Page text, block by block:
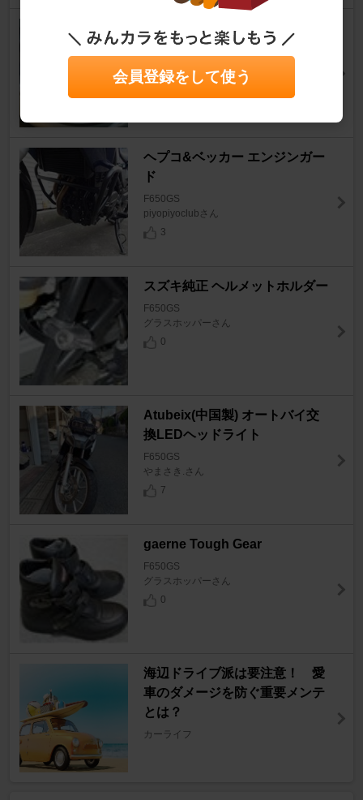
オイル交換
3
ヘプコ&ベッカー エンジンガー
ド
F650GS
piyopiyoclubさん
3
スズキ純正 ヘルメットホルダー
F650GS
グラスホッパーさん
0
Atubeix(中国製) オートバイ交
換LEDヘッドライト
F650GS
やまさき.さん
7
gaerne Tough Gear
F650GS
グラスホッパーさん
0
海辺ドライブ派は要注意！ 愛
車のダメージを防ぐ重要メンテ
とは？
カーライフ
会員登録をして使う